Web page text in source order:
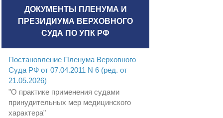
ДОКУМЕНТЫ ПЛЕНУМА И
ПРЕЗИДИУМА ВЕРХОВНОГО
СУДА ПО УПК РФ
Постановление Пленума Верховного
Суда РФ от 07.04.2011 N 6 (ред. от
21.05.2026)
"О практике применения судами
принудительных мер медицинского
характера"